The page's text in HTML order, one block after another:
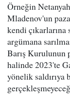
Örneğin
Mladenov'un
kendi
argümana
Barış Kurulunun
halinde 2023'te
yönelik saldırıya